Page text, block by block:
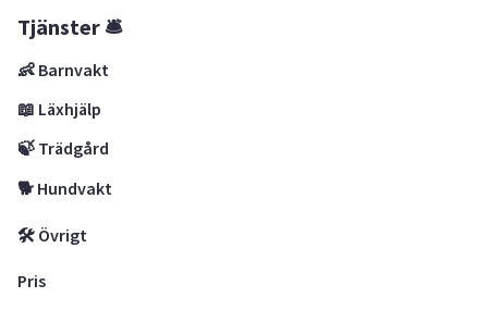
Tjänster 🛎
👶 Barnvakt
📖 Läxhjälp
🍃 Trädgård
🐕 Hundvakt
🛠 Övrigt
Pris